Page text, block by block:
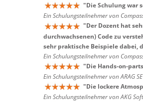
"Die Schulung war
Ein Schulungsteilnehmer von
"Der Dozent hat
durchwachsenen) Code zu
sehr praktische Beispiele dabei,
Ein Schulungsteilnehmer von
"Die Hands-on-
Ein Schulungsteilnehmer von ARAG
"Die lockere
Ein Schulungsteilnehmer von AKG